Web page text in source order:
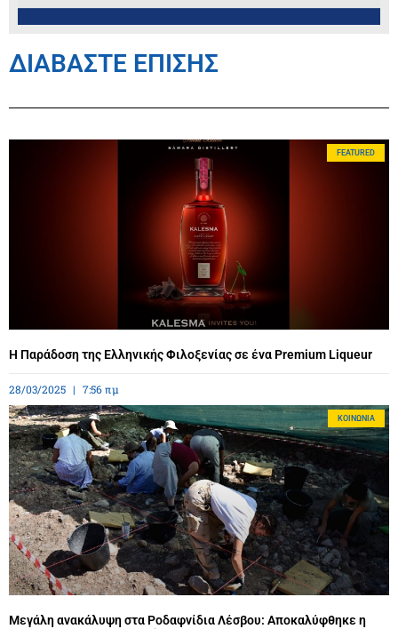
ΔΙΑΒΑΣΤΕ ΕΠΙΣΗΣ
FEATURED
Η Παράδοση της Ελληνικής Φιλοξενίας σε ένα Premium Liqueur
28/03/2025 7:56 πμ
ΚΟΙΝΩΝΊΑ
Μεγάλη ανακάλυψη στα Ροδαφνίδια Λέσβου: Αποκαλύφθηκε η